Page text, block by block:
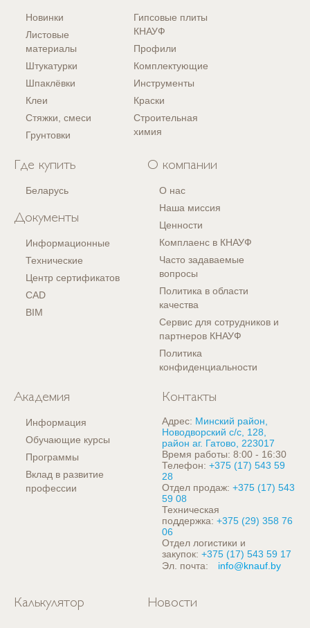
Новинки
Листовые
материалы
Штукатурки
Шпаклёвки
Клеи
Стяжки, смеси
Грунтовки
Гипсовые плиты
КНАУФ
Профили
Комплектующие
Инструменты
Краски
Строительная
химия
Где купить
Беларусь
Документы
Информационные
Технические
Центр сертификатов
CAD
BIM
О компании
О нас
Наша миссия
Ценности
Комплаенс в КНАУФ
Часто задаваемые
вопросы
Политика в области
качества
Сервис для сотрудников и
партнеров КНАУФ
Политика
конфиденциальности
Академия
Информация
Обучающие курсы
Программы
Вклад в развитие
профессии
Контакты
Адрес: Минский район,
Новодворский с/с, 128,
район аг. Гатово, 223017
Время работы: 8:00 - 16:30
Телефон: +375 (17) 543 59
28
Отдел продаж: +375 (17) 543
59 08
Техническая
поддержка: +375 (29) 358 76
06
Отдел логистики и
закупок: +375 (17) 543 59 17
Эл. почта:
info@knauf.by
Калькулятор Новости